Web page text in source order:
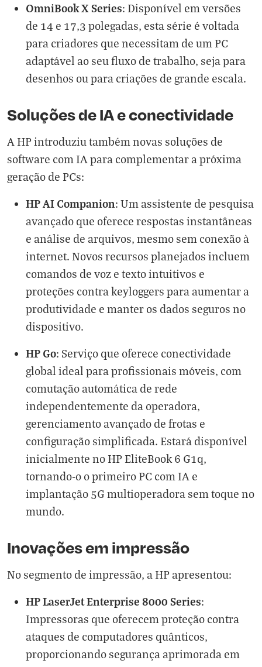
OmniBook X Series: Disponível em versões
de 14 e 17,3 polegadas, esta série é voltada
para criadores que necessitam de um PC
adaptável ao seu fluxo de trabalho, seja para
desenhos ou para criações de grande escala.
Soluções de IA e conectividade
A HP introduziu também novas soluções de
software com IA para complementar a próxima
geração de PCs:
HP AI Companion: Um assistente de pesquisa
avançado que oferece respostas instantâneas
e análise de arquivos, mesmo sem conexão à
internet. Novos recursos planejados incluem
comandos de voz e texto intuitivos e
proteções contra keyloggers para aumentar a
produtividade e manter os dados seguros no
dispositivo.
HP Go: Serviço que oferece conectividade
global ideal para profissionais móveis, com
comutação automática de rede
independentemente da operadora,
gerenciamento avançado de frotas e
configuração simplificada. Estará disponível
inicialmente no HP EliteBook 6 G1q,
tornando-o o primeiro PC com IA e
implantação 5G multioperadora sem toque no
mundo.
Inovações em impressão
No segmento de impressão, a HP apresentou:
HP LaserJet Enterprise 8000 Series:
Impressoras que oferecem proteção contra
ataques de computadores quânticos,
proporcionando segurança aprimorada em